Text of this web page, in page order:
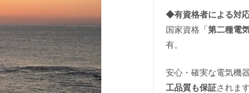
◆有資格者による対
国家資格「第二種電
有。
安心・確実な電気機
工品質も保証されます